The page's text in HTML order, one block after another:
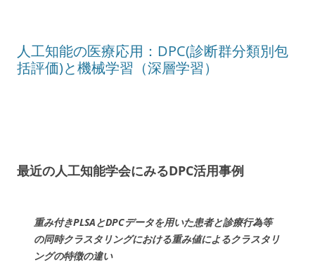
人工知能の医療応用：DPC(診断群分類別包
括評価)と機械学習（深層学習）
最近の人工知能学会にみるDPC活用事例
重み付きPLSAとDPCデータを用いた患者と診療行為等
の同時クラスタリングにおける重み値によるクラスタリ
ングの特徴の違い